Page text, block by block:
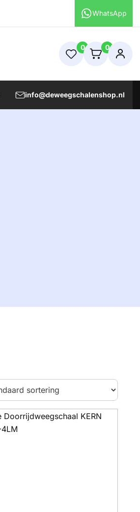
WhatsApp
0 0
info@deweegschalenshop.nl